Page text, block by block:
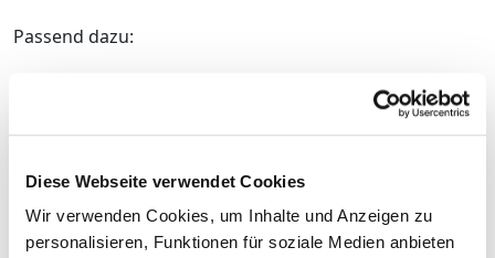
Diese Webseite verwendet Cookies
Wir verwenden Cookies, um Inhalte und Anzeigen zu
personalisieren, Funktionen für soziale Medien anbieten
Passend dazu:
Leistungen
Behandlungen / Therapien